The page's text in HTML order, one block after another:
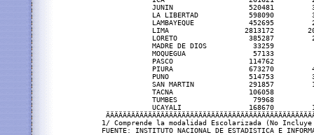
JUNIN                  520481
LA LIBERTAD            598090
LAMBAYEQUE             452695
LIMA                  2813172
LORETO                 385287
MADRE DE DIOS           33259
MOQUEGUA                57133
PASCO                  114762
PIURA                  673270
PUNO                   514753
SAN MARTIN             291857
TACNA                  106058
TUMBES                  79968
UCAYALI                168670
1/ Comprende la modalidad Escolarizada (No
FUENTE: INSTITUTO NACIONAL DE ESTADISTICA E